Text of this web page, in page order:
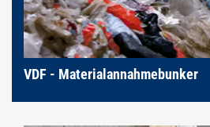
VDF - Materialannahmebunker